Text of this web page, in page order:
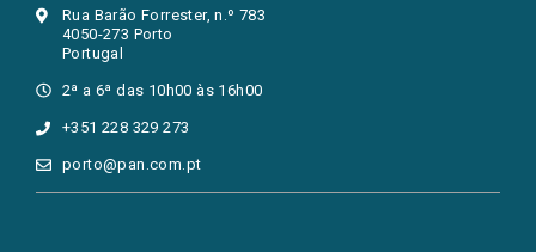
Rua Barão Forrester, n.º 783
4050-273 Porto
Portugal
2ª a 6ª das 10h00 às 16h00
+351 228 329 273
porto@pan.com.pt